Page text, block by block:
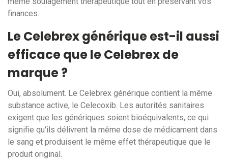
finances.
Le Celebrex générique est-il aussi
efficace que le Celebrex de
marque ?
Oui, absolument. Le Celebrex générique contient la même
substance active, le Celecoxib. Les autorités sanitaires
exigent que les génériques soient bioéquivalents, ce qui
signifie qu'ils délivrent la même dose de médicament dans
le sang et produisent le même effet thérapeutique que le
produit original.